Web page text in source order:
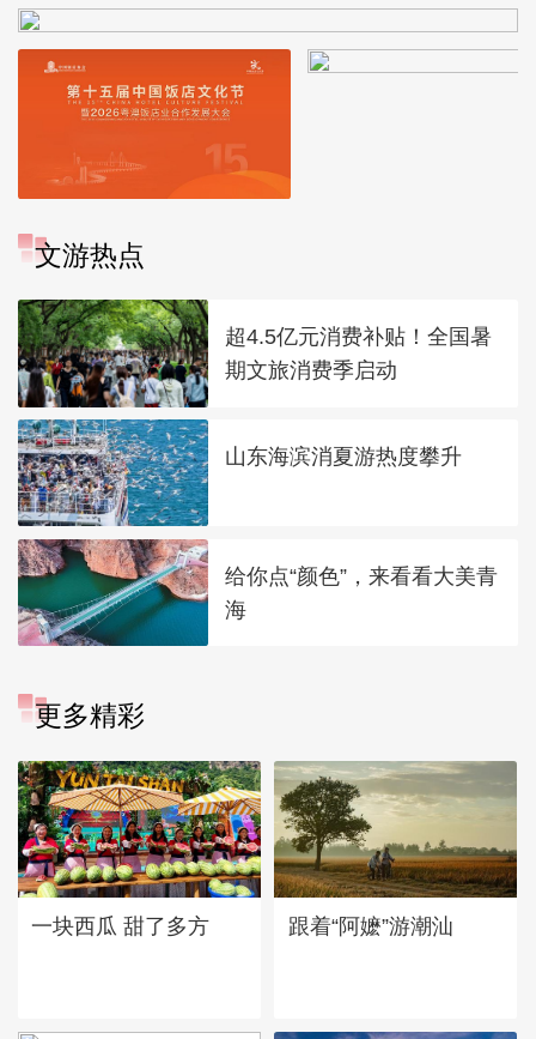
文游热点
超4.5亿元消费补贴！全国暑
期文旅消费季启动
山东海滨消夏游热度攀升
给你点“颜色”，来看看大美青
海
更多精彩
一块西瓜 甜了多方 跟着“阿嬷”游潮汕